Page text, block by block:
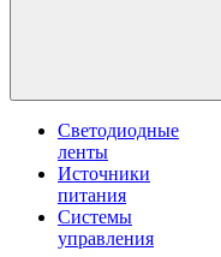
Светодиодные
ленты
Источники
питания
Системы
управления